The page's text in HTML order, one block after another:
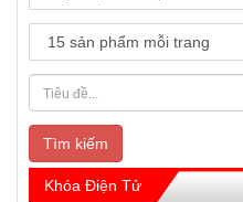
Tìm kiếm
Khóa Điện Tử